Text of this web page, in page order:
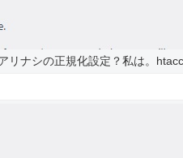
リナシの正規化設定？私は。